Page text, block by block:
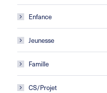
Enfance
Jeunesse
Famille
CS/Projet